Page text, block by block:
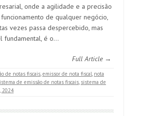
onde a agilidade e a precisão
de qualquer negócio,
vezes passa despercebido, mas
fundamental, é o…
Full Article →
de notas fiscais,emissor de nota fiscal, nota
de emissão de notas fiscais, sistema de
2024